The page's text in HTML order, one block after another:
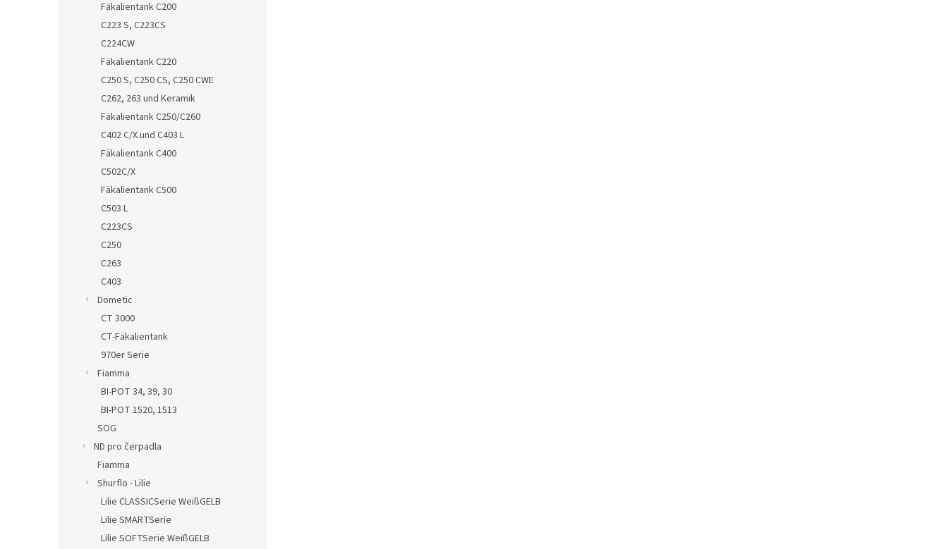
Fäkalientank C200
C223 S, C223CS
C224CW
Fäkalientank C220
C250 S, C250 CS, C250 CWE
C262, 263 und Keramik
Fäkalientank C250/C260
C402 C/X und C403 L
Fäkalientank C400
C502C/X
Fäkalientank C500
C503 L
C223CS
C250
C263
C403
Dometic
CT 3000
CT-Fäkalientank
970er Serie
Fiamma
BI-POT 34, 39, 30
BI-POT 1520, 1513
SOG
ND pro čerpadla
Fiamma
Shurflo - Lilie
Lilie CLASSICSerie WeißGELB
Lilie SMARTSerie
Lilie SOFTSerie WeißGELB